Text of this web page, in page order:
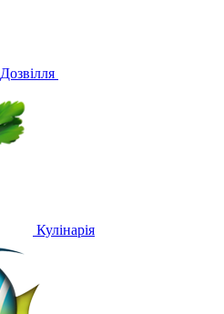
Дозвілля
Кулінарія